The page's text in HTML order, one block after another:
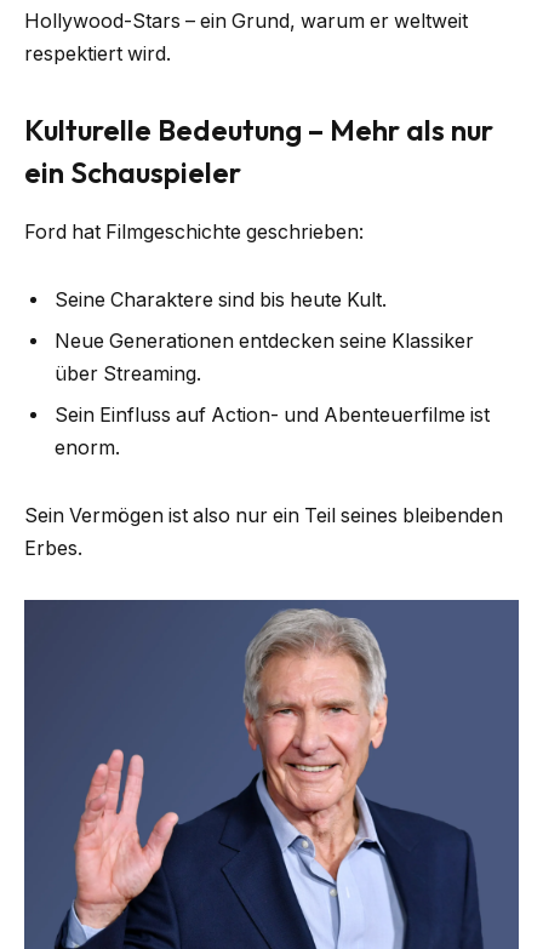
Hollywood-Stars – ein Grund, warum er weltweit
respektiert wird.
Kulturelle Bedeutung – Mehr als nur
ein Schauspieler
Ford hat Filmgeschichte geschrieben:
Seine Charaktere sind bis heute Kult.
Neue Generationen entdecken seine Klassiker
über Streaming.
Sein Einfluss auf Action- und Abenteuerfilme ist
enorm.
Sein Vermögen ist also nur ein Teil seines bleibenden
Erbes.